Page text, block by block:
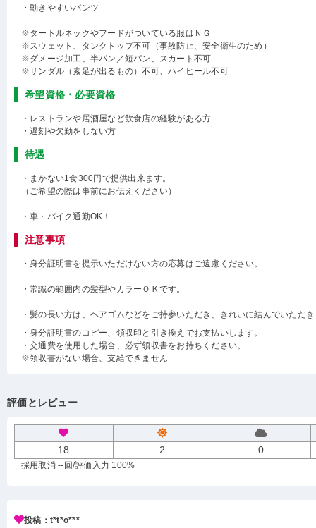
・動きやすいパンツ
※タートルネックやフードがついている服はＮＧ
※スウェット、タンクトップ不可（事故防止、安全衛生のため）
※ダメージ加工、半パン／短パン、スカート不可
※サンダル（素足が出るもの）不可、ハイヒール不可
希望資格・必要資格
・レストランや居酒屋など飲食店の経験がある方
・遅刻や欠勤をしない方
待遇
・まかない1食300円で提供出来ます。
（ご希望の際は事前にお伝えください）
・車・バイク通勤OK！
注意事項
・身分証明書を提示いただけない方の応募はご遠慮ください。
・常識の範囲内の髪型やカラーＯＫです。
・髪の長い方は、ヘアゴムなどをご持参いただき、きれいに結んでいただ
・身分証明書のコピー、領収印と引き換えでお支払いします。
・交通費を使用した場合、必ず領収書をお持ちください。
※領収書がない場合、支給できません
評価とレビュー
18 2 0
採用取消 --回/評価入力 100%
投稿：t*t*o***